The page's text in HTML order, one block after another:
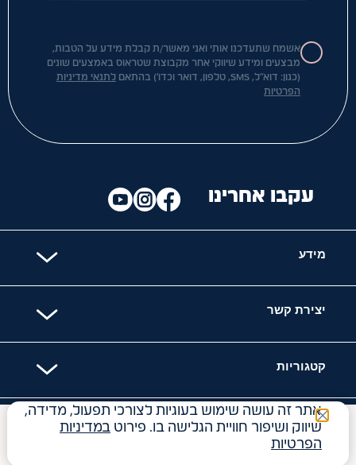
17
₪
אשמח שתעדכנו אותי ואני מאשר/ת קבלת מידע על הטבות,
מבצעים ומידע שיווקי אחר מקבוצת שטראוס באמצעים שונים
(כגון: דוא"ל, SMS, טלפון, דואר וכדו') בהתאם
לתנאי מדיניות
הפרטיות
מידע
יצירת קשר
קטגוריות
עקבו אחרינו
האתר מאובטח עם
אתר זה עושה שימוש בעוגיות לצורכי תפעול, מדידה,
שיווק ושיפור חוויית הגלישה בו. פירוט במדיניות
הפרטיות